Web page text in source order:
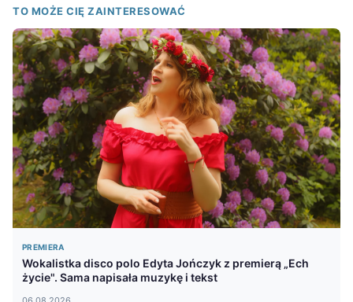
TO MOŻE CIĘ ZAINTERESOWAĆ
PREMIERA
Wokalistka disco polo Edyta Jończyk z premierą „Ech
życie". Sama napisała muzykę i tekst